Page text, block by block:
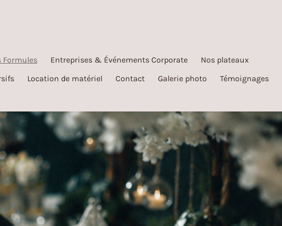
Formules Entreprises & Événements Corporate
Nos plateaux
Location de matériel Contact Galerie photo Témoignages